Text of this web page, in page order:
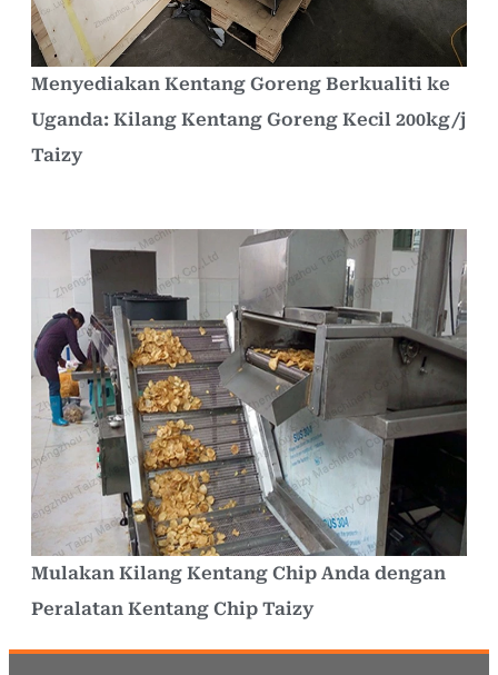
Menyediakan Kentang Goreng Berkualiti ke
Uganda: Kilang Kentang Goreng Kecil 200kg/j
Taizy
Mulakan Kilang Kentang Chip Anda dengan
Peralatan Kentang Chip Taizy